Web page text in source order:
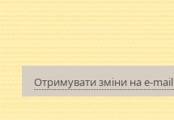
Отримувати зміни на e-mail